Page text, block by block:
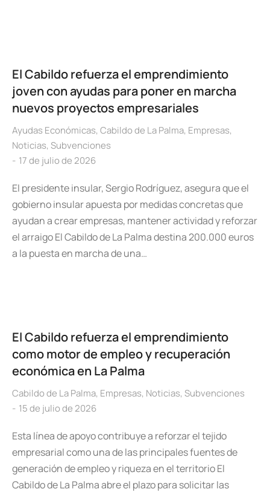
El Cabildo refuerza el emprendimiento
joven con ayudas para poner en marcha
nuevos proyectos empresariales
Ayudas Económicas, Cabildo de La Palma, Empresas,
Noticias, Subvenciones
17 de julio de 2026
El presidente insular, Sergio Rodríguez, asegura que el
gobierno insular apuesta por medidas concretas que
ayudan a crear empresas, mantener actividad y reforzar
el arraigo El Cabildo de La Palma destina 200.000 euros
a la puesta en marcha de una…
El Cabildo refuerza el emprendimiento
como motor de empleo y recuperación
económica en La Palma
Cabildo de La Palma, Empresas, Noticias, Subvenciones
15 de julio de 2026
Esta línea de apoyo contribuye a reforzar el tejido
empresarial como una de las principales fuentes de
generación de empleo y riqueza en el territorio El
Cabildo de La Palma abre el plazo para solicitar las